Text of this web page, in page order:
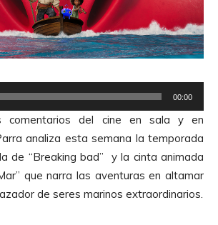
00:00
comentarios del cine en sala y en
analiza esta semana la temporada
de “Breaking bad” y la cinta animada
que narra las aventuras en altamar
de seres marinos extraordinarios.